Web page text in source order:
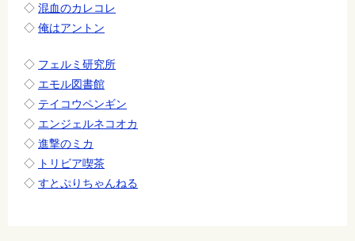
◇ 混血のカレコレ
◇ 俺はアントン
◇ フェルミ研究所
◇ エモル図書館
◇ テイコウペンギン
◇ エンジェルネコオカ
◇ 進撃のミカ
◇ トリビア喫茶
◇ すとぷりちゃんねる